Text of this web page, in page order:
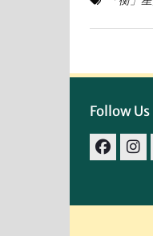
Follow Us